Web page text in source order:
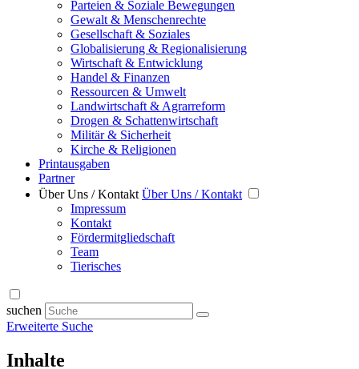
Parteien & Soziale Bewegungen
Gewalt & Menschenrechte
Gesellschaft & Soziales
Globalisierung & Regionalisierung
Wirtschaft & Entwicklung
Handel & Finanzen
Ressourcen & Umwelt
Landwirtschaft & Agrarreform
Drogen & Schattenwirtschaft
Militär & Sicherheit
Kirche & Religionen
Printausgaben
Partner
Über Uns / Kontakt Über Uns / Kontakt
Impressum
Kontakt
Fördermitgliedschaft
Team
Tierisches
suchen
Erweiterte Suche
Inhalte